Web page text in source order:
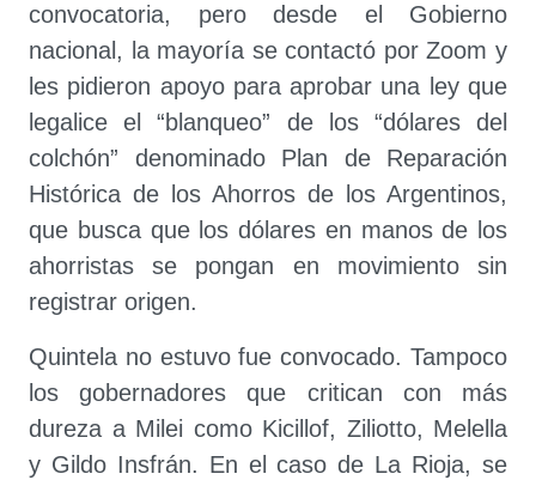
convocatoria, pero desde el Gobierno
nacional, la mayoría se contactó por Zoom y
les pidieron apoyo para aprobar una ley que
legalice el “blanqueo” de los “dólares del
colchón” denominado Plan de Reparación
Histórica de los Ahorros de los Argentinos,
que busca que los dólares en manos de los
ahorristas se pongan en movimiento sin
registrar origen.
Quintela no estuvo fue convocado. Tampoco
los gobernadores que critican con más
dureza a Milei como Kicillof, Ziliotto, Melella
y Gildo Insfrán. En el caso de La Rioja, se